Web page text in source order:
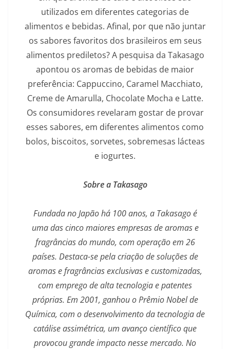
utilizados em diferentes categorias de
alimentos e bebidas. Afinal, por que não juntar
os sabores favoritos dos brasileiros em seus
alimentos prediletos? A pesquisa da Takasago
apontou os aromas de bebidas de maior
preferência: Cappuccino, Caramel Macchiato,
Creme de Amarulla, Chocolate Mocha e Latte.
Os consumidores revelaram gostar de provar
esses sabores, em diferentes alimentos como
bolos, biscoitos, sorvetes, sobremesas lácteas
e iogurtes.
Sobre a Takasago
Fundada no Japão há 100 anos, a Takasago é
uma das cinco maiores empresas de aromas e
fragrâncias do mundo, com operação em 26
países. Destaca-se pela criação de soluções de
aromas e fragrâncias exclusivas e customizadas,
com emprego de alta tecnologia e patentes
próprias. Em 2001, ganhou o Prêmio Nobel de
Química, com o desenvolvimento da tecnologia de
catálise assimétrica, um avanço científico que
provocou grande impacto nesse mercado. No